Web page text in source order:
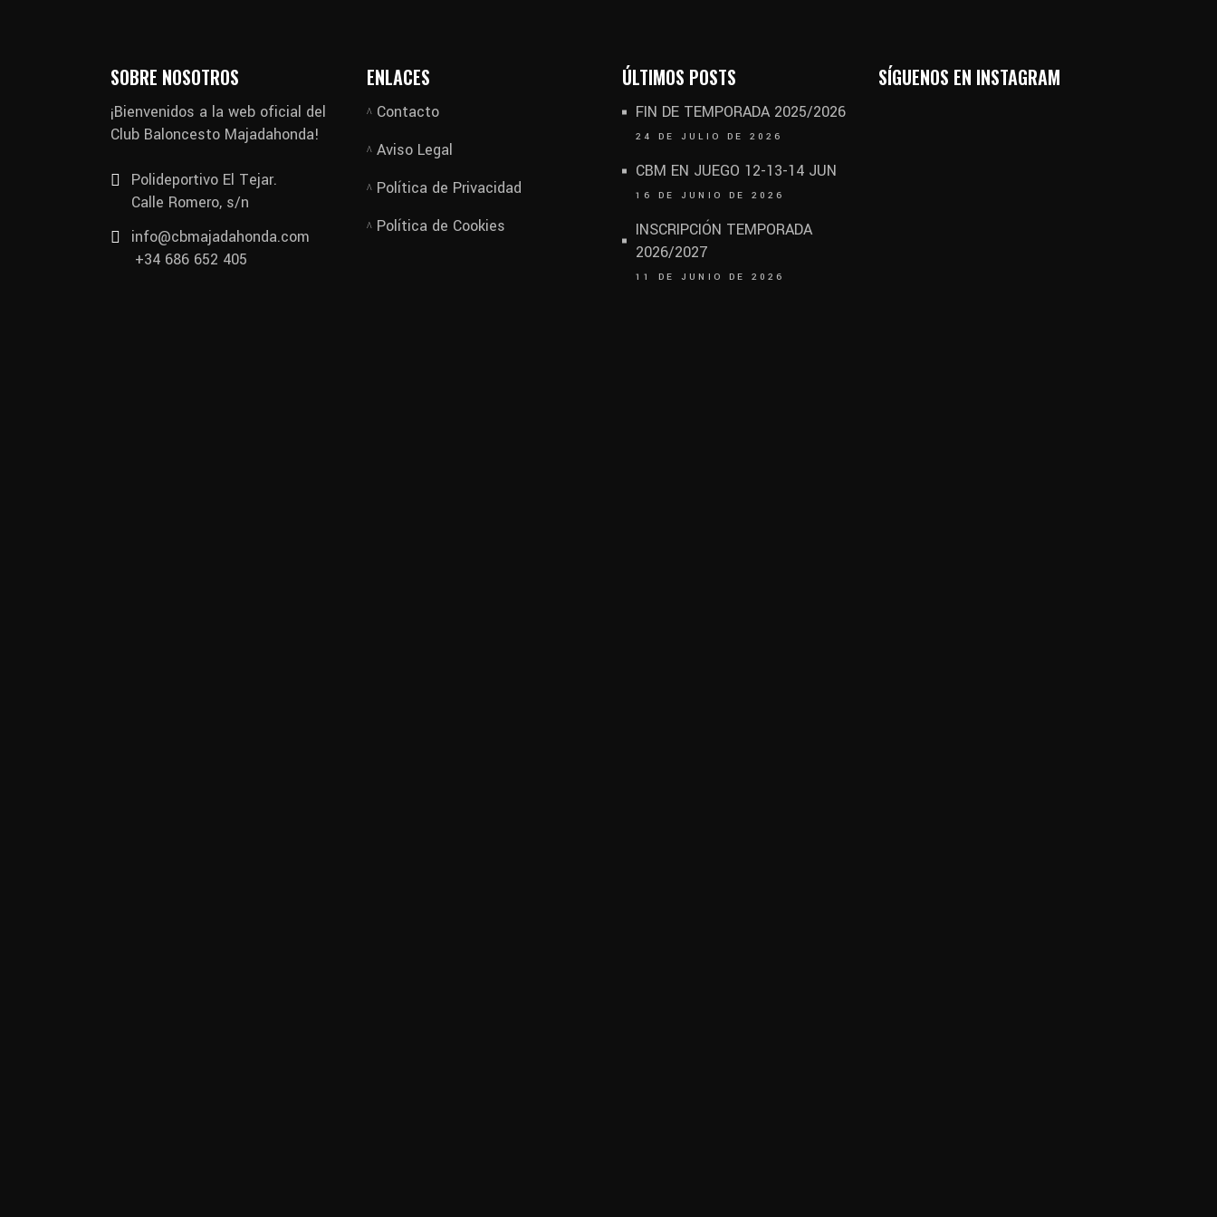
SOBRE NOSOTROS
¡Bienvenidos a la web oficial del
Club Baloncesto Majadahonda!
Polideportivo El Tejar.
Calle Romero, s/n
info@cbmajadahonda.com
+34 686 652 405
ENLACES
Contacto
Aviso Legal
Política de Privacidad
Política de Cookies
ÚLTIMOS POSTS
FIN DE TEMPORADA 2025/2026
24 DE JULIO DE 2026
CBM EN JUEGO 12-13-14 JUN
16 DE JUNIO DE 2026
INSCRIPCIÓN TEMPORADA
2026/2027
11 DE JUNIO DE 2026
SÍGUENOS EN INSTAGRAM